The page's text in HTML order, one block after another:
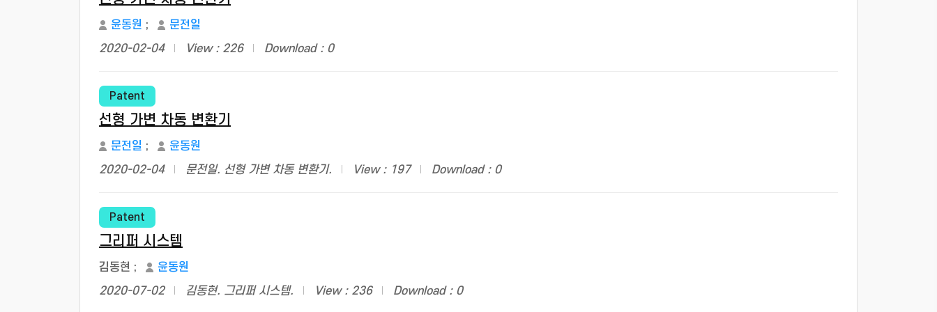
윤동원 ;
문전일
2020-02-04
View : 226 Download : 0
Patent
선형 가변 차동 변환기
문전일 ;
윤동원
2020-02-04
문전일. 선형 가변 차동 변환기. View : 197 Download : 0
Patent
그리퍼 시스템
김동현 ;
윤동원
2020-07-02
김동현. 그리퍼 시스템. View : 236 Download : 0